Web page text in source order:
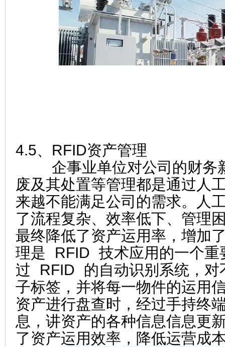
4.5、RFID资产管理
企事业单位对公司的财务
废及其处置等管理都是通过人
来越不能满足公司的需求。人
了流程复杂、效率低下、管理
最终降低了资产运用率，增加
理是 RFID 技术应用的一个重
过 RFID 的自动识别系统，对
子标签，并将每一物件的运用
资产进行盘查时，经过手持终
息，讲资产的各种信息信息更
了资产运用效率，降低运营成